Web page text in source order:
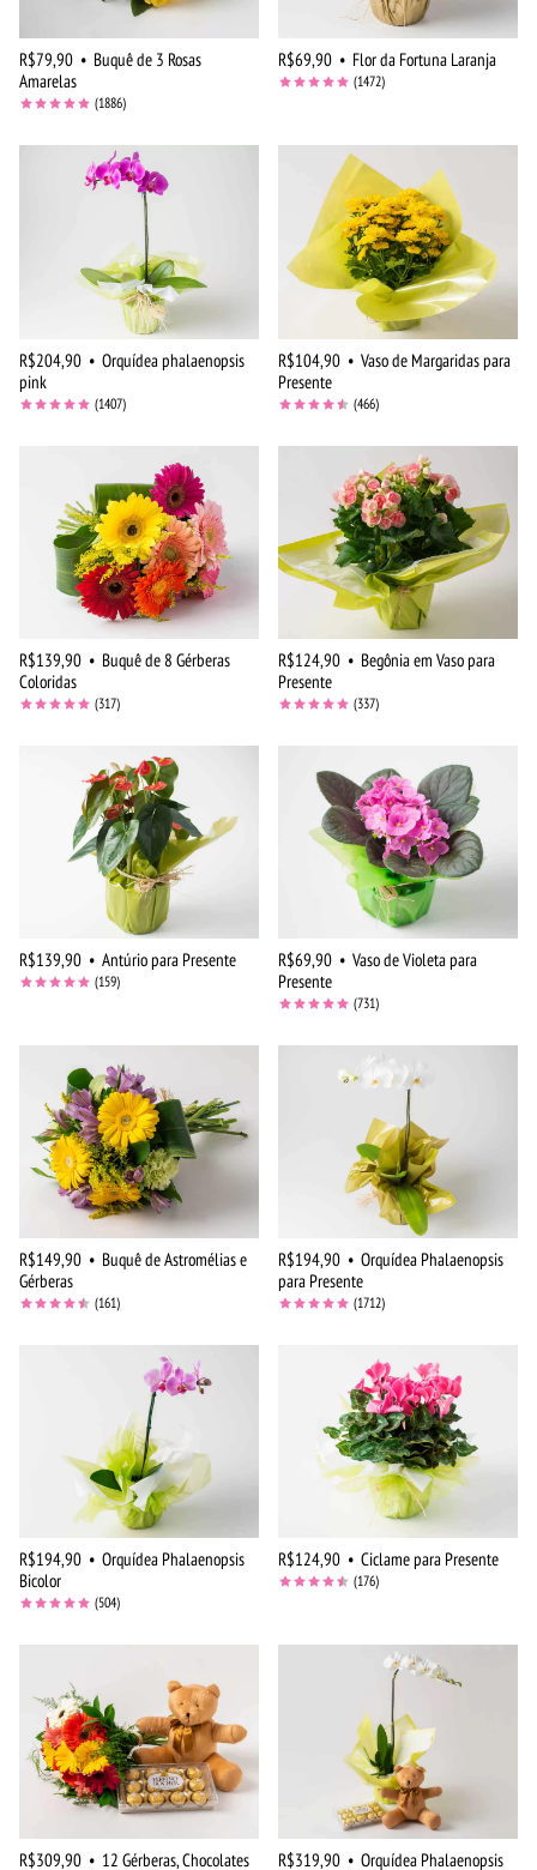
R$79,90 • Buquê de 3 Rosas
Amarelas
(1886)
R$69,90 • Flor da Fortuna Laranja
(1472)
R$204,90 • Orquídea phalaenopsis
pink
(1407)
R$104,90 • Vaso de Margaridas para
Presente
(466)
R$139,90 • Buquê de 8 Gérberas
Coloridas
(317)
R$124,90 • Begônia em Vaso para
Presente
(337)
R$139,90 • Antúrio para Presente
(159)
R$69,90 • Vaso de Violeta para
Presente
(731)
R$149,90 • Buquê de Astromélias e
Gérberas
(161)
R$194,90 • Orquídea Phalaenopsis
para Presente
(1712)
R$194,90 • Orquídea Phalaenopsis
Bicolor
(504)
R$124,90 • Ciclame para Presente
(176)
R$309,90 • 12 Gérberas, Chocolates
R$319,90 • Orquídea Phalaenopsis